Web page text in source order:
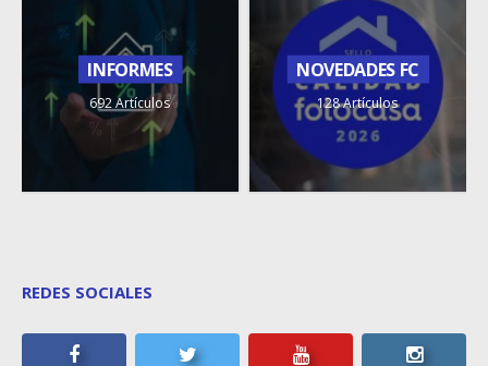
INFORMES
692 Artículos
NOVEDADES FC
128 Artículos
REDES SOCIALES